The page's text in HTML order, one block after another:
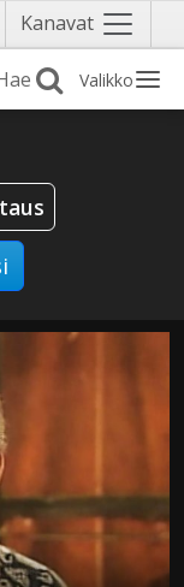
Kanavat Näytä
valikko
Valikko